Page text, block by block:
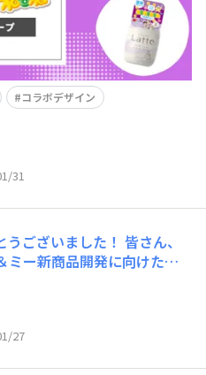
コラボデザイン
31
ございました！ 皆さん、
ミー新商品開発に向けたワ
メントをいただきありがと
はコチラ👇マー＆ミー 新
ます！ | mä＆më time 皆さ
感じられてとて
27